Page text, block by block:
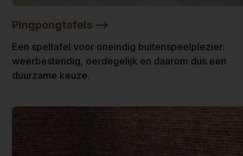
Pingpongtafels -->
Een speltafel voor oneindig buitenspeelplezier:
weerbestendig, oerdegelijk en daarom dus een
duurzame keuze.